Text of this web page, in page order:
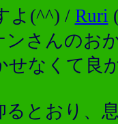
よ(^^) / Ruri
ンさんのお
せなくて良
るとおり、